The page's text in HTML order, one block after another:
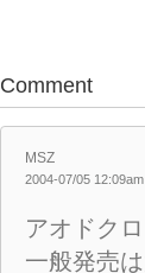
Comment
MSZ
2004-07/05 12:09am
アオドク
一般発売